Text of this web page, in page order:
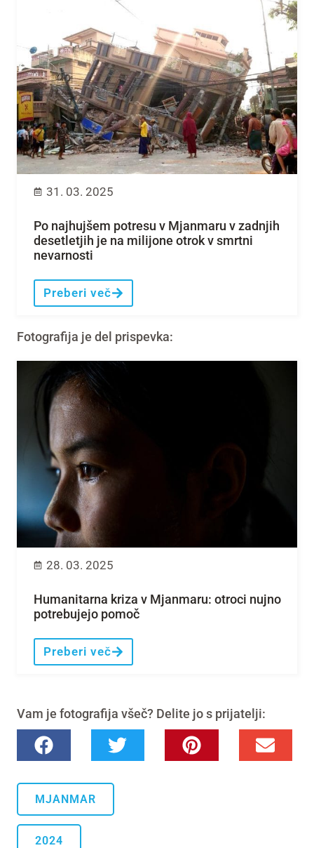
31. 03. 2025
Po najhujšem potresu v Mjanmaru v zadnjih
desetletjih je na milijone otrok v smrtni
nevarnosti
Preberi več
Fotografija je del prispevka:
28. 03. 2025
Humanitarna kriza v Mjanmaru: otroci nujno
potrebujejo pomoč
Preberi več
Vam je fotografija všeč? Delite jo s prijatelji:
MJANMAR
2024